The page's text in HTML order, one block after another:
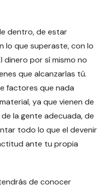
dentro, de estar
lo que superaste, con lo
dinero por sí mismo no
que alcanzarlas tú.
factores que nada
ya que vienen de
la gente adecuada, de
todo lo que el devenir
ante tu propia
de conocer